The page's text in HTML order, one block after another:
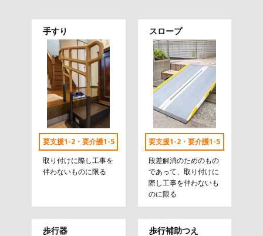
手すり
要支援1-2・要介護1-5
取り付けに際し工事を
伴わないものに限る
スロープ
要支援1-2・要介護1-5
段差解消のためのもの
であって、取り付けに
際し工事を伴わないも
のに限る
歩行器 歩行補助つえ